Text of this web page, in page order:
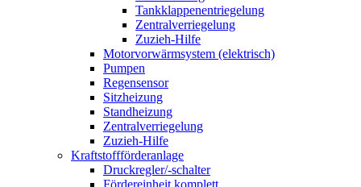
Tankklappenentriegelung
Zentralverriegelung
Zuzieh-Hilfe
Motorvorwärmsystem (elektrisch)
Pumpen
Regensensor
Sitzheizung
Standheizung
Zentralverriegelung
Zuzieh-Hilfe
Kraftstoffförderanlage
Druckregler/-schalter
Fördereinheit komplett